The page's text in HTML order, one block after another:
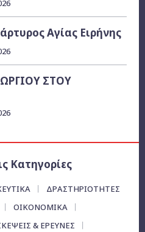
Αγίας Ειρήνης
ΣΤΟΥ
Κατηγορίες
ΔΡΑΣΤΗΡΙΟΤΗΤΕΣ
ΟΙΚΟΝΟΜΙΚΆ
& ΕΡΕΥΝΕΣ